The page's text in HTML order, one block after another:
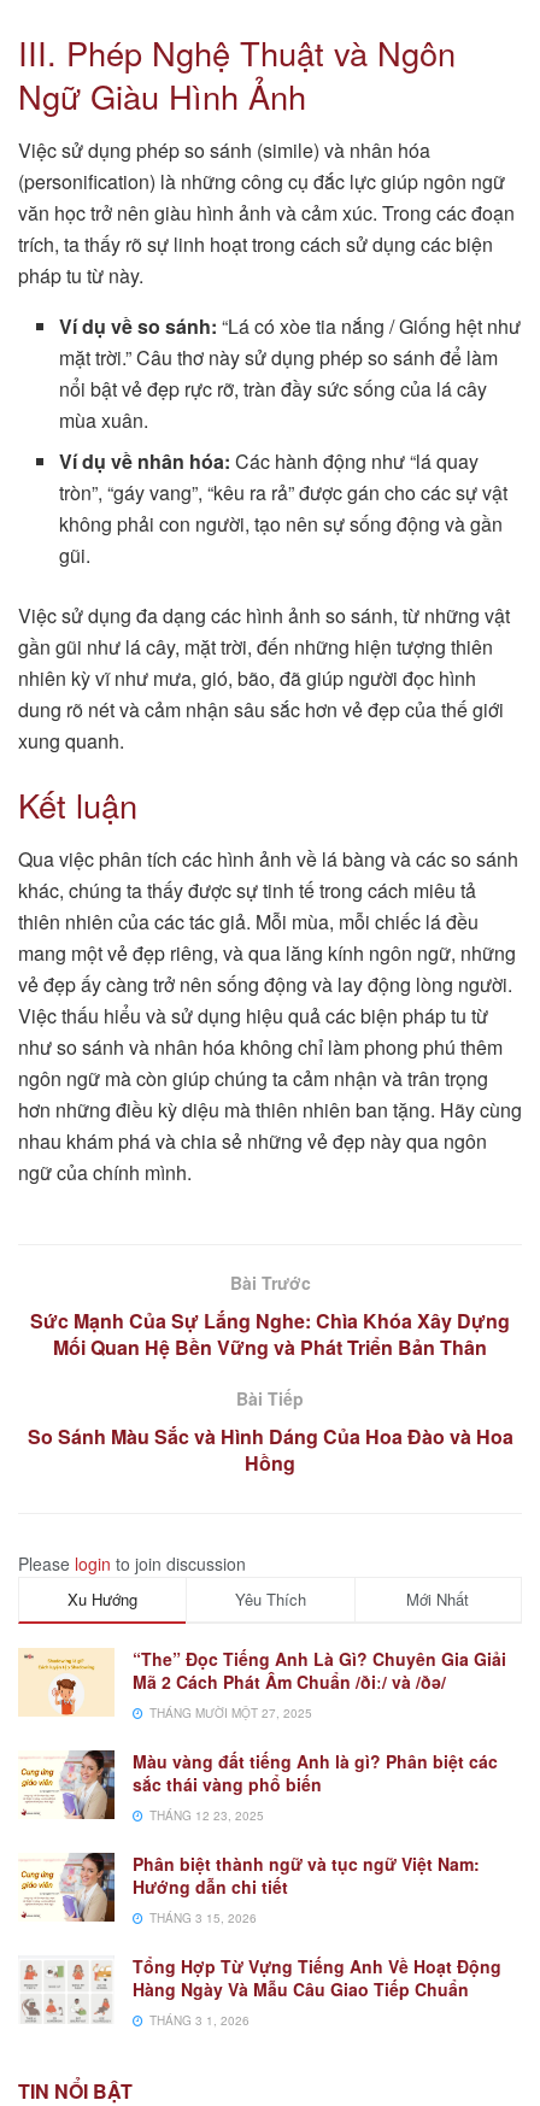
III. Phép Nghệ Thuật và Ngôn
Ngữ Giàu Hình Ảnh
Việc sử dụng phép so sánh (simile) và nhân hóa
(personification) là những công cụ đắc lực giúp ngôn ngữ
văn học trở nên giàu hình ảnh và cảm xúc. Trong các đoạn
trích, ta thấy rõ sự linh hoạt trong cách sử dụng các biện
pháp tu từ này.
Ví dụ về so sánh: “Lá có xòe tia nắng / Giống hệt như
mặt trời.” Câu thơ này sử dụng phép so sánh để làm
nổi bật vẻ đẹp rực rỡ, tràn đầy sức sống của lá cây
mùa xuân.
Ví dụ về nhân hóa: Các hành động như “lá quay
tròn”, “gáy vang”, “kêu ra rả” được gán cho các sự vật
không phải con người, tạo nên sự sống động và gần
gũi.
Việc sử dụng đa dạng các hình ảnh so sánh, từ những vật
gần gũi như lá cây, mặt trời, đến những hiện tượng thiên
nhiên kỳ vĩ như mưa, gió, bão, đã giúp người đọc hình
dung rõ nét và cảm nhận sâu sắc hơn vẻ đẹp của thế giới
xung quanh.
Kết luận
Qua việc phân tích các hình ảnh về lá bàng và các so sánh
khác, chúng ta thấy được sự tinh tế trong cách miêu tả
thiên nhiên của các tác giả. Mỗi mùa, mỗi chiếc lá đều
mang một vẻ đẹp riêng, và qua lăng kính ngôn ngữ, những
vẻ đẹp ấy càng trở nên sống động và lay động lòng người.
Việc thấu hiểu và sử dụng hiệu quả các biện pháp tu từ
như so sánh và nhân hóa không chỉ làm phong phú thêm
ngôn ngữ mà còn giúp chúng ta cảm nhận và trân trọng
hơn những điều kỳ diệu mà thiên nhiên ban tặng. Hãy cùng
nhau khám phá và chia sẻ những vẻ đẹp này qua ngôn
ngữ của chính mình.
Bài Trước
Sức Mạnh Của Sự Lắng Nghe: Chìa Khóa Xây Dựng
Mối Quan Hệ Bền Vững và Phát Triển Bản Thân
Bài Tiếp
So Sánh Màu Sắc và Hình Dáng Của Hoa Đào và Hoa
Hồng
Please login to join discussion
Xu Hướng Yêu Thích Mới Nhất
“The” Đọc Tiếng Anh Là Gì? Chuyên Gia Giải
Mã 2 Cách Phát Âm Chuẩn /ðiː/ và /ðə/
THÁNG MƯỜI MỘT 27, 2025
Màu vàng đất tiếng Anh là gì? Phân biệt các
sắc thái vàng phổ biến
THÁNG 12 23, 2025
Phân biệt thành ngữ và tục ngữ Việt Nam:
Hướng dẫn chi tiết
THÁNG 3 15, 2026
Tổng Hợp Từ Vựng Tiếng Anh Về Hoạt Động
Hàng Ngày Và Mẫu Câu Giao Tiếp Chuẩn
THÁNG 3 1, 2026
TIN NỔI BẬT